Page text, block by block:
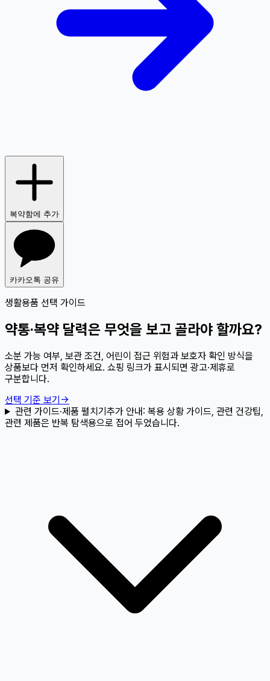
복약함에 추가
카카오톡 공유
생활용품 선택 가이드
약통·복약 달력은 무엇을 보고 골라야 할까요?
소분 가능 여부, 보관 조건, 어린이 접근 위험과 보호자 확인 방식을
상품보다 먼저 확인하세요. 쇼핑 링크가 표시되면 광고·제휴로
구분합니다.
선택 기준 보기 →
관련 가이드·제품 펼치기추가 안내: 복용 상황 가이드, 관련 건강팁,
관련 제품은 반복 탐색용으로 접어 두었습니다.